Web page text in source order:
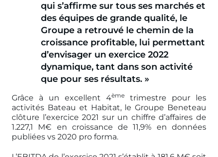
qui s’affirme sur tous ses marchés et
des équipes de grande qualité, le
Groupe a retrouvé le chemin de la
croissance profitable, lui permettant
d’envisager un exercice 2022
dynamique, tant dans son activité
que pour ses résultats. »
Grâce à un excellent 4ème
trimestre pour les
activités Bateau et Habitat, le Groupe Beneteau
clôture l’exercice 2021 sur un chiffre d’affaires de
1.227,1 M€ en croissance de 11,9% en données
publiées vs 2020 pro forma.